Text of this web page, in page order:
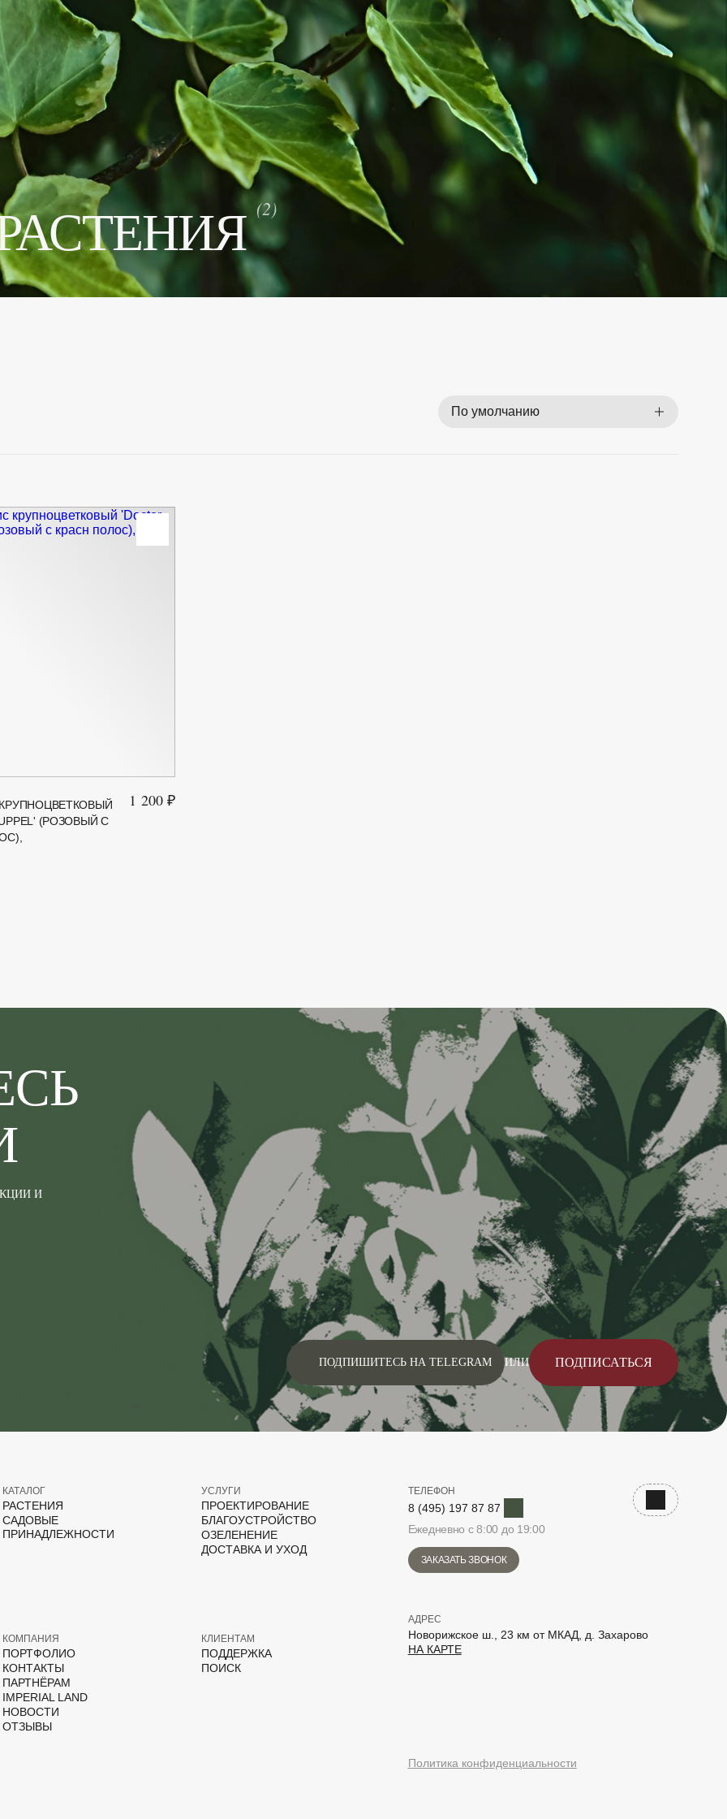
Количество элементов:
(2)
По умолчанию
(РОЗОВЫЙ С
1 200 ₽
И
ПОДПИШИТЕСЬ НА TELEGRAM ИЛИ ПОДПИСАТЬСЯ
КАТАЛОГ
РАСТЕНИЯ
САДОВЫЕ
ПРИНАДЛЕЖНОСТИ
УСЛУГИ
ПРОЕКТИРОВАНИЕ
БЛАГОУСТРОЙСТВО
ОЗЕЛЕНЕНИЕ
ДОСТАВКА И УХОД
КОМПАНИЯ
ПОРТФОЛИО
КОНТАКТЫ
ПАРТНЁРАМ
IMPERIAL LAND
НОВОСТИ
ОТЗЫВЫ
КЛИЕНТАМ
ПОДДЕРЖКА
ПОИСК
АДРЕС
Новорижское ш., 23 км от МКАД, д. Захарово
НА КАРТЕ
ТЕЛЕФОН
8 (495) 197 87 87
Ежедневно с 8:00 до 19:00
ЗАКАЗАТЬ ЗВОНОК
Наверх
Политика конфиденциальности